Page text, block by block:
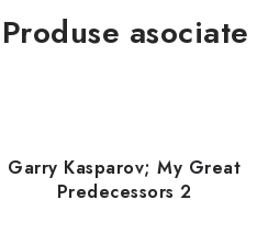
Produse asociate
Garry Kasparov; My Great
Predecessors 2